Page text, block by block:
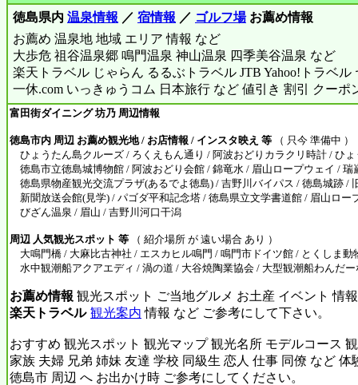
徳島県内 温泉情報 ／ 宿情報 ／ ゴルフ場お薦め情報
お薦め 温泉地 地域 エリア 情報 など
大歩危 祖谷温泉郷 鳴門温泉 神山温泉 四季美谷温泉 など
楽天トラベル じゃらん るるぶトラベル JTB Yahoo!トラベル
一休.com いっきゅうコム 日本旅行 など 値引き 割引 クーポ
富田街ダイニング 坊乃 周辺情報
徳島市内 周辺 お薦め観光地 / お店情報 / インスタ映え 等 （ 只今 準備中 ）
ひょうたん島クルーズ / ろくえもん通り / 阿波おどりカラクリ時計 / ひょ
徳島市立徳島城博物館 / 阿波おどり会館 / 錦竜水 / 眉山ロープウェイ / 瑞
徳島県物産観光交流プラザ(あるでよ徳島) / 吉野川バイパス / 徳島城跡 /
新聞放送会館(見学) / パゴダ平和記念塔 / 徳島県立文学書道館 / 眉山ロー
びざん温泉 / 眉山 / 吉野川河口干潟
周辺 人気観光スポット 等 （ 紹介場所 が 遠い場合 あり ）
大鳴門橋 / 大麻比古神社 / エスカヒル鳴門 / 鳴門市ドイツ館 / とくしま動
水中観潮船アクアエディ / 渦の道 / 大谷焼陶業協会 / 大型観潮船わんだー
お薦め情報 観光スポット ご当地グルメ お土産 イベント 情
楽天トラベル 観光案内 情報 など ご参考にして下さい。
おすすめ 観光スポット 観光マップ 観光名所 モデルコース
家族 夫婦 兄弟 姉妹 友達 学校 同級生 恋人 仕事 同僚 など 体
徳島市 周辺 へ お出かけ時 ご参考にしてください。